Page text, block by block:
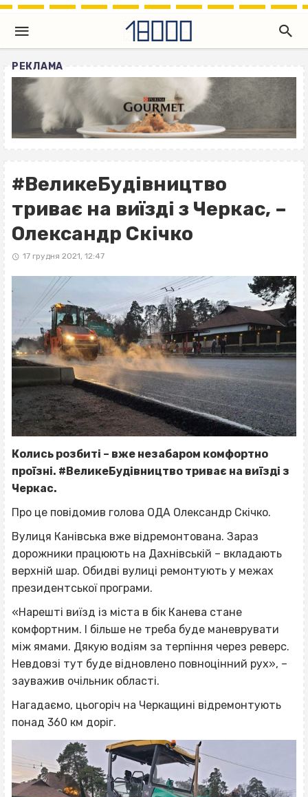
РЕКЛАМА
#ВеликеБудівництво
триває на виїзді з Черкас, –
Олександр Скічко
17 грудня 2021, 12:47
Колись розбиті – вже незабаром комфортно
проїзні. #ВеликеБудівництво триває на виїзді з
Черкас.
Про це повідомив голова ОДА Олександр Скічко.
Вулиця Канівська вже відремонтована. Зараз
дорожники працюють на Дахнівській – вкладають
верхній шар. Обидві вулиці ремонтують у межах
президентської програми.
«Нарешті виїзд із міста в бік Канева стане
комфортним. І більше не треба буде маневрувати
між ямами. Дякую водіям за терпіння через реверс.
Невдовзі тут буде відновлено повноцінний рух», –
зауважив очільник області.
Нагадаємо, цьогоріч на Черкащині відремонтують
понад 360 км доріг.